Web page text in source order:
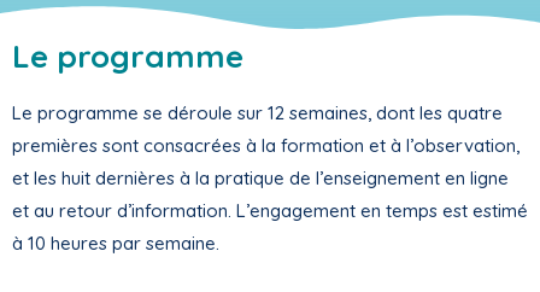
Le programme
Le programme se déroule sur 12 semaines, dont les quatre
premières sont consacrées à la formation et à l’observation,
et les huit dernières à la pratique de l’enseignement en ligne
et au retour d’information. L’engagement en temps est estimé
à 10 heures par semaine.